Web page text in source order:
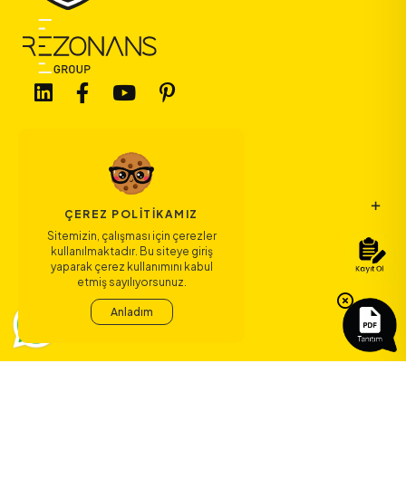
Bize Ulaşın
Bağlantılar
Sözleşmeler
ÇEREZ POLITIKAMIZ
Sitemizin, çalışması için çerezler
kullanılmaktadır. Bu siteye giriş
yaparak çerez kullanımını kabul
etmiş sayılıyorsunuz.
Anladım